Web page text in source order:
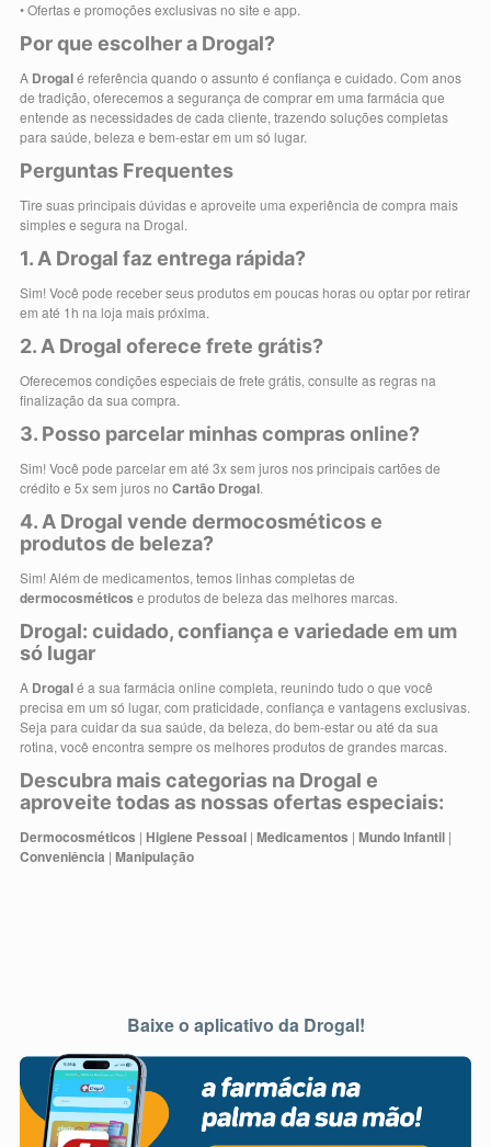
• Ofertas e promoções exclusivas no site e app.
Por que escolher a Drogal?
A Drogalé referência quando o assunto é confiança e cuidado. Com anos
de tradição, oferecemos a segurança de comprar em uma farmácia que
entende as necessidades de cada cliente, trazendo soluções completas
para saúde, beleza e bem-estar em um só lugar.
Perguntas Frequentes
Tire suas principais dúvidas e aproveite uma experiência de compra mais
simples e segura na Drogal.
1. A Drogal faz entrega rápida?
Sim! Você pode receber seus produtos em poucas horas ou optar por retirar
em até 1h na loja mais próxima.
2. A Drogal oferece frete grátis?
Oferecemos condições especiais de frete grátis, consulte as regras na
finalização da sua compra.
3. Posso parcelar minhas compras online?
Sim! Você pode parcelar em até 3x sem juros nos principais cartões de
crédito e 5x sem juros no Cartão Drogal.
4. A Drogal vende dermocosméticos e
produtos de beleza?
Sim! Além de medicamentos, temos linhas completas de
dermocosméticos e produtos de beleza das melhores marcas.
Drogal: cuidado, confiança e variedade em um
só lugar
A Drogalé a sua farmácia online completa, reunindo tudo o que você
precisa em um só lugar, com praticidade, confiança e vantagens exclusivas.
Seja para cuidar da sua saúde, da beleza, do bem-estar ou até da sua
rotina, você encontra sempre os melhores produtos de grandes marcas.
Descubra mais categorias na Drogal e
aproveite todas as nossas ofertas especiais:
Dermocosméticos | Higiene Pessoal| Medicamentos | Mundo Infantil|
Conveniência | Manipulação
Baixe o aplicativo da Drogal!